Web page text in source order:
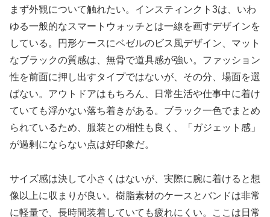
まず外観について触れたい。インスティンクト3は、いわ
ゆる一般的なスマートウォッチとは一線を画すデザインを
している。円形ケースにベゼルのビス風デザイン、マット
なブラックの質感は、無骨で道具感が強い。ファッション
性を前面に押し出すタイプではないが、その分、場面を選
ばない。アウトドアはもちろん、日常生活や仕事中に着け
ていても浮かない落ち着きがある。ブラック一色でまとめ
られているため、服装との相性も良く、「ガジェット感」
が過剰にならない点は好印象だ。
サイズ感は決して小さくはないが、実際に腕に着けると想
像以上に収まりが良い。樹脂素材のケースとバンドは非常
に軽量で、長時間装着していても疲れにくい。ここは日常